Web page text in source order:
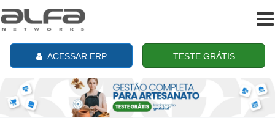
ACESSAR ERP TESTE GRÁTIS